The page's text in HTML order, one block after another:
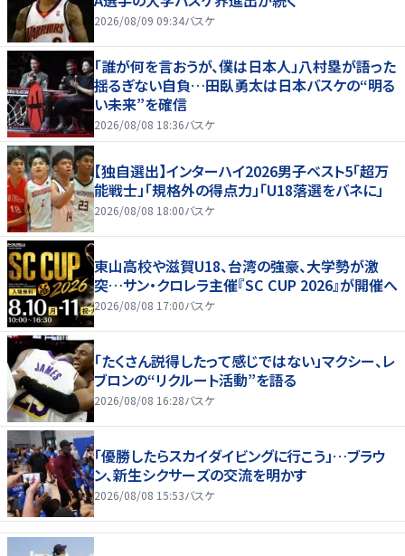
2026/08/09 09:34バスケ
「誰が何を言おうが、僕は日本人」八村塁が語った
揺るぎない自負…田臥勇太は日本バスケの“明る
い未来”を確信
2026/08/08 18:36バスケ
【独自選出】インターハイ2026男子ベスト5「超万
能戦士」「規格外の得点力」「U18落選をバネに」
2026/08/08 18:00バスケ
東山高校や滋賀U18、台湾の強豪、大学勢が激
突…サン・クロレラ主催『SC CUP 2026』が開催へ
2026/08/08 17:00バスケ
「たくさん説得したって感じではない」マクシー、レ
ブロンの“リクルート活動”を語る
2026/08/08 16:28バスケ
「優勝したらスカイダイビングに行こう」…ブラウ
ン、新生シクサーズの交流を明かす
2026/08/08 15:53バスケ